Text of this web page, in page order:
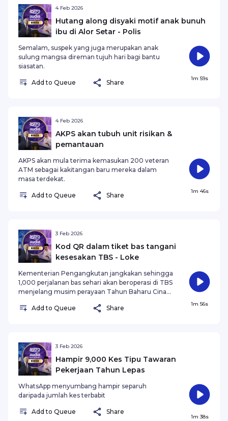
4 Feb 2026
Hutang along disyaki motif anak bunuh
ibu di Alor Setar - Polis
Semalam, suspek yang juga merupakan anak
sulung mangsa direman tujuh hari bagi bantu
siasatan.
Add to Queue Share
1m 59s
4 Feb 2026
AKPS akan tubuh unit risikan &
pemantauan
AKPS akan mula terima kemasukan 200 veteran
ATM sebagai kakitangan baru mereka dalam
masa terdekat.
Add to Queue Share
1m 46s
3 Feb 2026
Kod QR dalam tiket bas tangani
kesesakan TBS - Loke
Kementerian Pengangkutan jangkakan sehingga
1,000 perjalanan bas sehari akan beroperasi di TBS
menjelang musim perayaan Tahun Baharu Cina
Add to Queue
Share
1m 56s
3 Feb 2026
Hampir 9,000 Kes Tipu Tawaran
Pekerjaan Tahun Lepas
WhatsApp menyumbang hampir separuh
daripada jumlah kes terbabit
Add to Queue Share
1m 38s